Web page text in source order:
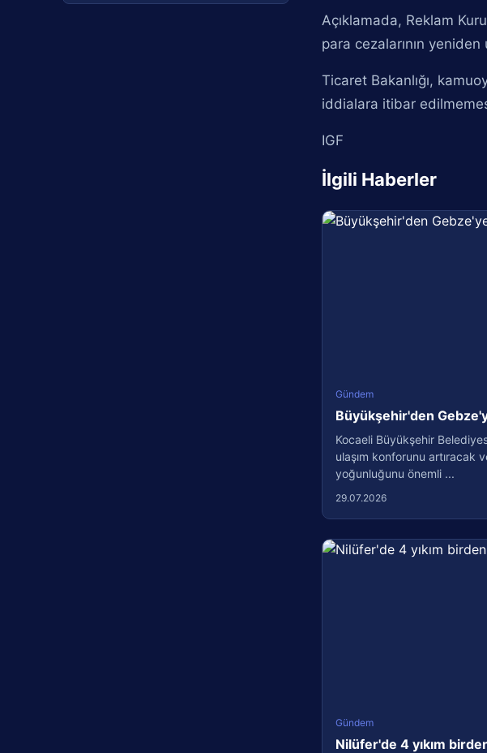
Açıklamada, Reklam
para cezalarının
Ticaret Bakanlığı,
iddialara itibar
IGF
İlgili Haberler
Gündem
Büyükşehir'den
Kocaeli Büyükşehir
ulaşım konforunu artıracak
yoğunluğunu önemli ...
29.07.2026
Gündem
Nilüfer'de 4 yıkım